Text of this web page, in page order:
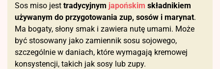
Sos miso jest tradycyjnym japońskim składnikiem
używanym do przygotowania zup, sosów i marynat.
Ma bogaty, słony smak i zawiera nutę umami. Może
być stosowany jako zamiennik sosu sojowego,
szczególnie w daniach, które wymagają kremowej
konsystencji, takich jak sosy lub zupy.